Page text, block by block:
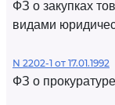
ФЗ о закупках
видами
N 2202-1 от 17.01.1992
ФЗ о прокуратуре